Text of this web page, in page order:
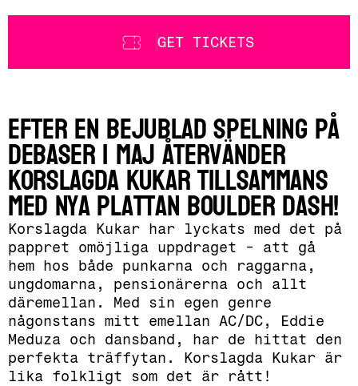
GET TICKETS
Efter en bejublad spelning på
Debaser i maj återvänder
Korslagda Kukar tillsammans
med nya plattan Boulder Dash!
Korslagda Kukar har lyckats med det på
pappret omöjliga uppdraget - att gå
hem hos både punkarna och raggarna,
ungdomarna, pensionärerna och allt
däremellan. Med sin egen genre
någonstans mitt emellan AC/DC, Eddie
Meduza och dansband, har de hittat den
perfekta träffytan. Korslagda Kukar är
lika folkligt som det är rått!